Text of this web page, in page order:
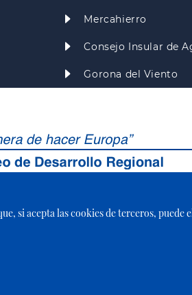
si acepta las cookies de terceros,
Mercahierro
Consejo Insular de
Gorona del Viento